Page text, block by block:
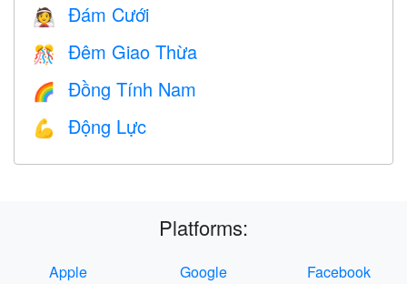
👰 Đám Cưới
🎊 Đêm Giao Thừa
🌈 Đồng Tính Nam
💪 Động Lực
Platforms:
Apple Google
Facebook